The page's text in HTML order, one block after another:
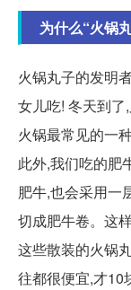
为什么“火锅
火锅丸子的发明
女儿吃! 冬天到
火锅最常见的一
此外,我们吃的肥
肥牛,也会采用一
切成肥牛卷。这
这些散装的火锅
往都很便宜,才10